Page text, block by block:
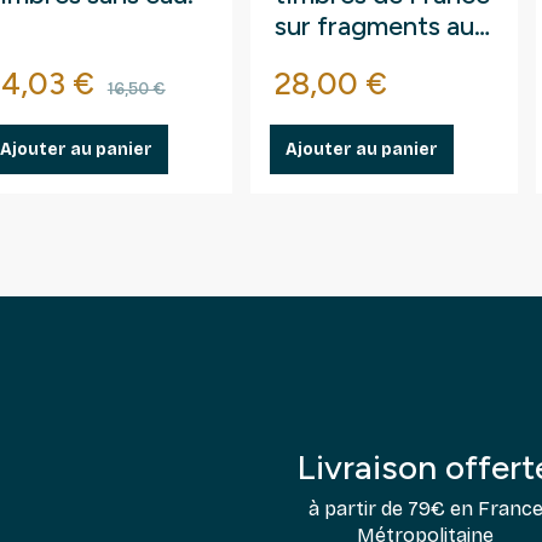
€
Ajouter au panier
illustré pour 36
médailles
touristiques.
Prix
9,74 € Prix de base
14,99 €
Ajouter au panier
Livraison
à partir de 79€ en France
Métropolitaine